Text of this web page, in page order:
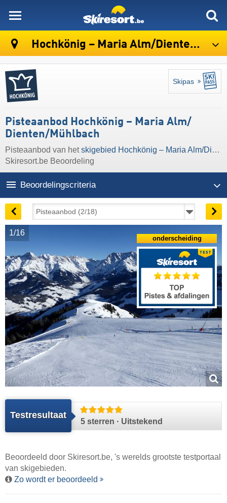
Hochkönig – Maria Alm/​Dienten/​Mühlbach
Skipas
Pisteaanbod Hochkönig – Maria Alm/​
Dienten/​Mühlbach
Pisteaanbod van hetskigebied Hochkönig – Maria Alm/​Dienten/​Mühlbach
Skiresort.be Beoordeling
Beoordelingscriteria
1/16
Testresultaat
5 sterren · Uitstekend
onderscheiding
Beoordeeld door Skiresort.be, 's werelds grootste testportaal
van skigebieden.
Zo wordt er beoordeeld